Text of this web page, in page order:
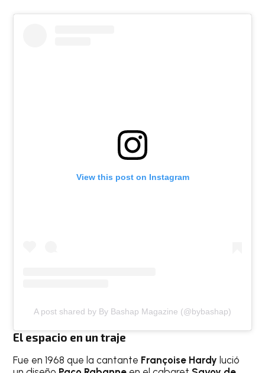
View this post on Instagram
A post shared by By Bashap Magazine (@bybashap)
El espacio en un traje
Fue en 1968 que la cantante Françoise Hardy lució